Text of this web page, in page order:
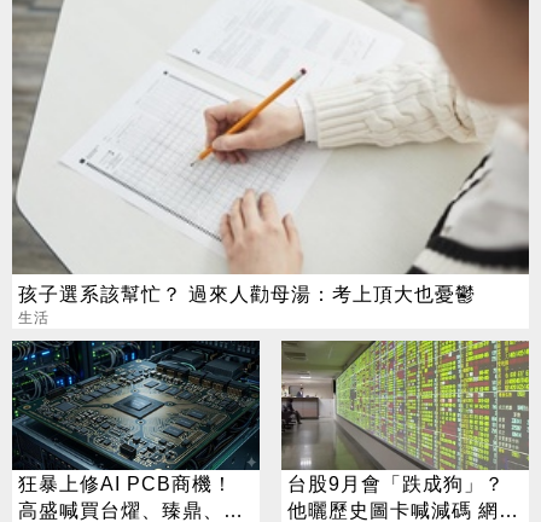
孩子選系該幫忙？ 過來人勸母湯：考上頂大也憂鬱
生活
狂暴上修AI PCB商機！
高盛喊買台燿、臻鼎、台
台股9月會「跌成狗」？
他曬歷史圖卡喊減碼 網看